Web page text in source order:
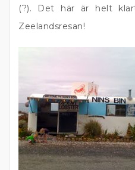
(?). Det här är helt
Zeelandsresan!